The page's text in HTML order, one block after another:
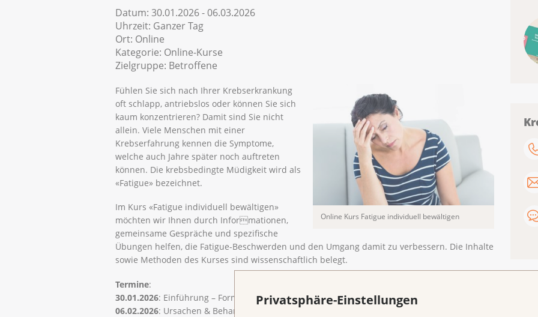
Privatsphäre-Einstellungen
Datum: 30.01.2026 - 06.03.2026
Uhrzeit: Ganzer Tag
Ort: Online
Kategorie: Online-Kurse
Zielgruppe: Betroffene
Online Kurs Fatigue individuell bewältigen
Fühlen Sie sich nach Ihrer Krebserkrankung
oft schlapp, antriebslos oder können Sie sich
kaum konzentrieren? Damit sind Sie nicht
allein. Viele Menschen mit einer
Krebserfahrung kennen die Symptome,
welche auch Jahre später noch auftreten
können. Die krebsbedingte Müdigkeit wird als
«Fatigue» bezeichnet.
Im Kurs «Fatigue individuell bewältigen»
möchten wir Ihnen durch Informationen,
gemeinsame Gespräche und spezifische
Übungen helfen, die Fatigue-Beschwerden und den Umgang damit zu verbessern. Die Inhalte
sowie Methoden des Kurses sind wissenschaftlich belegt.
Termine:
30.01.2026: Einführung – Formen der krebsbedingten Müdigkeit
06.02.2026: Ursachen & Behandlung der Fatigue